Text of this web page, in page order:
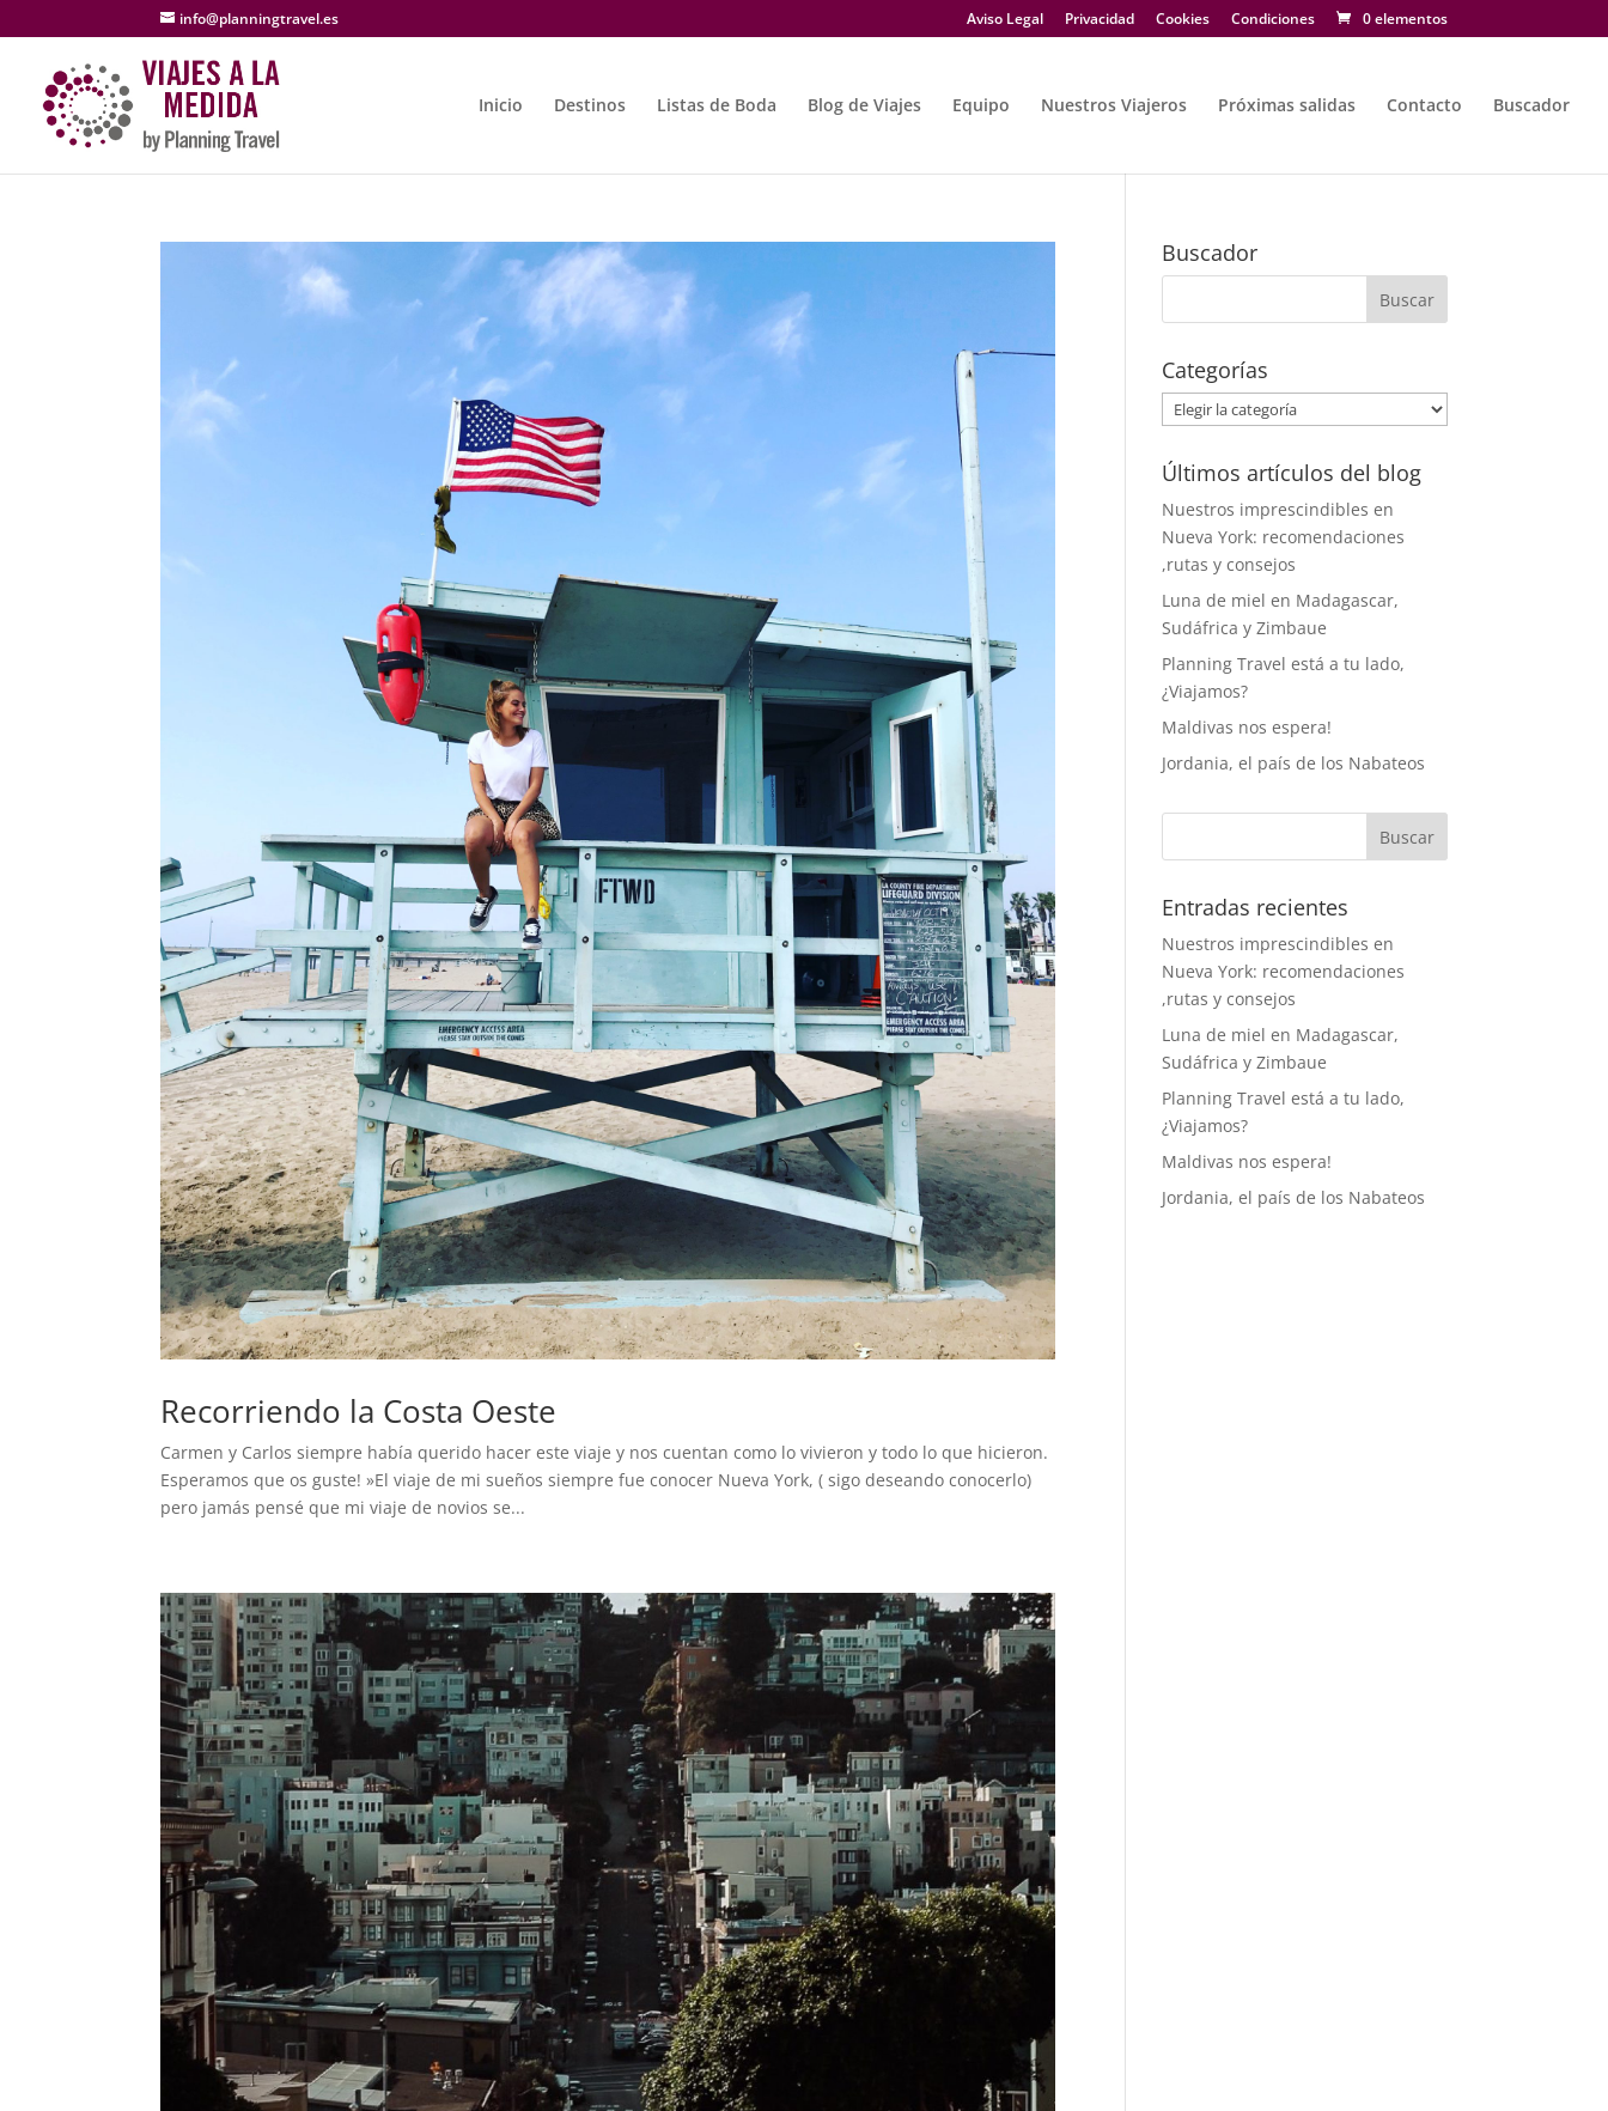
info@planningtravel.es Aviso Legal Privacidad Cookies Condiciones 0 elementos
Inicio Destinos Listas de Boda Blog de Viajes Equipo Nuestros Viajeros Próximas salidas Contacto Buscador
Recorriendo la Costa Oeste
Carmen y Carlos siempre había querido hacer este viaje y nos cuentan como lo vivieron y todo lo que hicieron.
Esperamos que os guste! »El viaje de mi sueños siempre fue conocer Nueva York, ( sigo deseando conocerlo)
pero jamás pensé que mi viaje de novios se...
Buscador
Categorías
Categorías
Últimos artículos del blog
Nuestros imprescindibles en
Nueva York: recomendaciones
,rutas y consejos
Luna de miel en Madagascar,
Sudáfrica y Zimbaue
Planning Travel está a tu lado,
¿Viajamos?
Maldivas nos espera!
Jordania, el país de los Nabateos
Entradas recientes
Nuestros imprescindibles en
Nueva York: recomendaciones
,rutas y consejos
Luna de miel en Madagascar,
Sudáfrica y Zimbaue
Planning Travel está a tu lado,
¿Viajamos?
Maldivas nos espera!
Jordania, el país de los Nabateos